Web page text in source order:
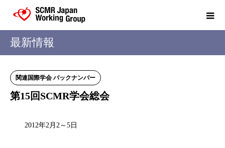
最新情報
関連国際学会 バックナンバー
第15回SCMR学会総会
2012年2月2～5日